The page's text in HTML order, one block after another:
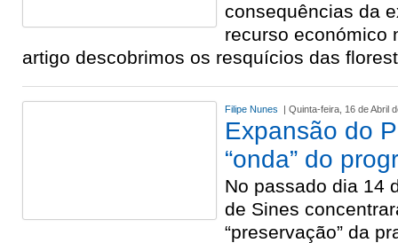
consequências da
recurso económico
artigo descobrimos os resquícios das
Filipe Nunes | Quinta-feira, 16 de Abril
Expansão do
“onda” do
No passado dia 14
de Sines
“preservação” da